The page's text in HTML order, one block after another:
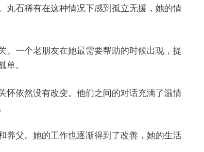
丸石稀有在这种情况下感到孤立无援，她的情
。一个老朋友在她最需要帮助的时候出现，提
。
怀依然没有改变。他们之间的对话充满了温情
养父。她的工作也逐渐得到了改善，她的生活